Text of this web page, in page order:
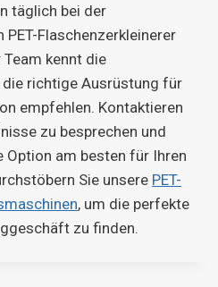
täglich bei der
Flaschenzerkleinerer
Team kennt die
die richtige Ausrüstung für
empfehlen. Kontaktieren
zu besprechen und
Option am besten für Ihren
Sie unsere PET-
, um die perfekte
zu finden.